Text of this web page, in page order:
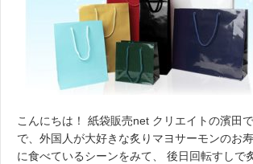
こんにちは！ 紙袋販売net クリエイトの濱田
で、外国人が大好きな炙りマヨサーモンのお
に食べているシーンをみて、 後日回転すしで